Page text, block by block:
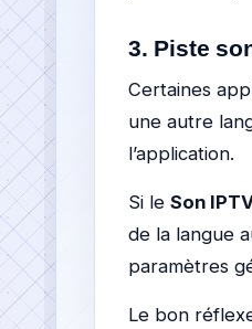
3. Piste
Certaines
une autre
l’application.
Si le Son
de la langue
paramètres
Le bon